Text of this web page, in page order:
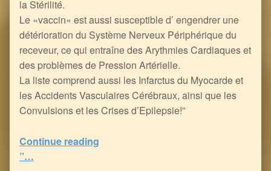
la Stérilité.
Le «vaccin» est aussi susceptible d’ engendrer une
détérioration du Système Nerveux Périphérique du
receveur, ce qui entraîne des Arythmies Cardiaques et
des problèmes de Pression Artérielle.
La liste comprend aussi les Infarctus du Myocarde et
les Accidents Vasculaires Cérébraux, ainsi que les
Convulsions et les Crises d’Epilepsie!”
Continue reading
”…